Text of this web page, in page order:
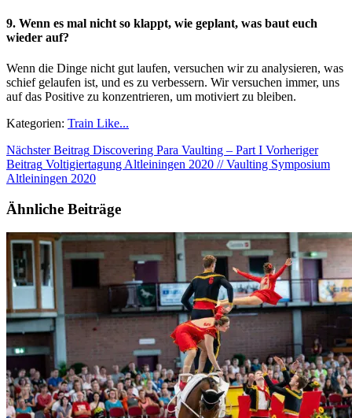
9. Wenn es mal nicht so klappt, wie geplant, was baut euch
wieder auf?
Wenn die Dinge nicht gut laufen, versuchen wir zu analysieren, was
schief gelaufen ist, und es zu verbessern. Wir versuchen immer, uns
auf das Positive zu konzentrieren, um motiviert zu bleiben.
Kategorien: Train Like...
Nächster Beitrag Discovering Para Vaulting – Part I Vorheriger
Beitrag Voltigiertagung Altleiningen 2020 // Vaulting Symposium
Altleiningen 2020
Ähnliche Beiträge